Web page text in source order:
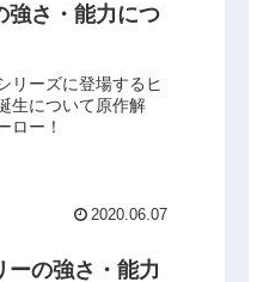
強さ・能力につ
リーズに登場するヒ
生について原作解
ロー！
2020.06.07
ーの強さ・能力